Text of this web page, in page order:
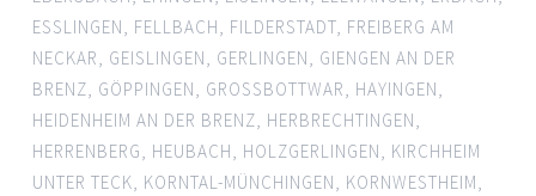
ESSLINGEN, FELLBACH, FILDERSTADT, FREIBERG AM
NECKAR, GEISLINGEN, GERLINGEN, GIENGEN AN DER
BRENZ, GÖPPINGEN, GROSSBOTTWAR , HAYINGEN,
HEIDENHEIM AN DER BRENZ, HERBRECHTINGEN,
HERRENBERG, HEUBACH, HOLZGERLINGEN, KIRCHHEIM
UNTER TECK, KORNTAL-MÜNCHINGEN, KORNWESTHEIM,